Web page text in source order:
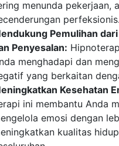
menunda pekerjaan,
perfeksionis.
Pemulihan
Penyesalan:
menghadapi dan
yang berkaitan
Kesehatan
ini membantu Anda
emosi dengan
kualitas